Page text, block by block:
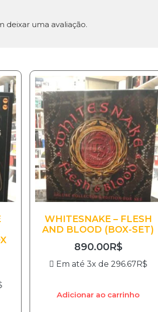
uma avaliação.
WHITESNAKE – FLESH
AND BLOOD (BOX-SET)
890.00R$
Em até 3x de 296.67R$
Adicionar ao carrinho